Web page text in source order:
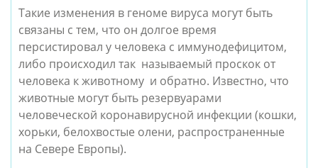
Такие изменения в геноме вируса могут быть
связаны с тем, что он долгое время
персистировал у человека с иммунодефицитом,
либо происходил так  называемый проскок от
человека к животному  и обратно. Известно, что
животные могут быть резервуарами
человеческой коронавирусной инфекции (кошки,
хорьки, белохвостые олени, распространенные
на Севере Европы).